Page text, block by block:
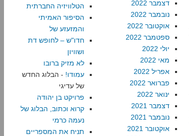
דצמבר 2022
נובמבר 2022
אוקטובר 2022
ספטמבר 2022
יולי 2022
מאי 2022
אפריל 2022
פברואר 2022
ינואר 2022
דצמבר 2021
נובמבר 2021
אוקטובר 2021
הטלוויזיה החברתית
הסיפור האמיתי
והמזעזע של
חדו"ש – לחופש דת
ושוויון
לא מזיק ברובו
עמודו! - הבלוג החדש
של עדיגי
פרויקט בן יהודה
קרוא וכתוב, הבלוג של
נעמה כרמי
תניח את המספריים